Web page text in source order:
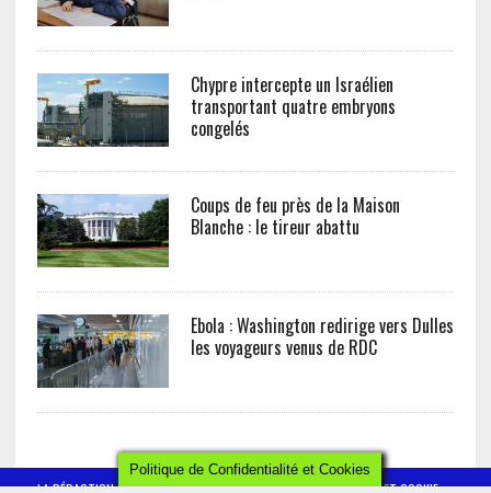
Chypre intercepte un Israélien
transportant quatre embryons
congelés
Coups de feu près de la Maison
Blanche : le tireur abattu
Ebola : Washington redirige vers Dulles
les voyageurs venus de RDC
LA RÉDACTION CONTACT POLITIQUE DE CONFIDENTIALITÉ ET COOKIE
Politique de Confidentialité et Cookies